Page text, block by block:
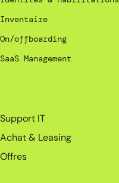
Inventaire
On/offboarding
SaaS Management
Support IT
Achat & Leasing
Offres